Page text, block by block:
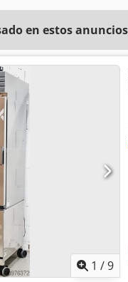
en estos
1 /9